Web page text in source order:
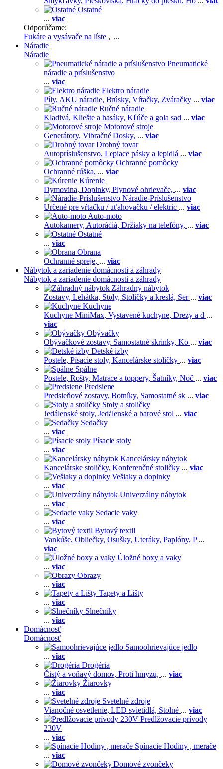
Ostatné
... viac
Odporúčame:
Fukáre a vysávače na líste , ...
Náradie
Náradie
Pneumatické
náradie a príslušenstvo
... viac
Elektro náradie
Píly, AKU náradie, Brúsky, Vŕtačky, Zváračky ... viac
Ručné náradie
Kladivá, Kliešte a hasáky, Kľúče a gola sad ... viac
Motorové stroje
Generátory, Vibračné Dosky, ... viac
Drobný tovar
Autopríslušenstvo, Lepiace pásky a lepidlá ... viac
Ochranné pomôcky
Ochranné rúška, ... viac
Kúrenie
Dymovina, Doplnky, Plynové ohrievače, ... viac
Náradie-Príslušenstvo
Určené pre vŕtačku / uťahovačku / elektric ... viac
Auto-moto
Autokamery, Autorádiá, Držiaky na telefóny, ... viac
Ostatné
... viac
Obrana
Ochranné spreje, ... viac
Nábytok a zariadenie domácnosti a záhrady
Nábytok a zariadenie domácnosti a záhrady
Záhradný nábytok
Zostavy, Lehátka, Stoly, Stoličky a kreslá, Ser ... viac
Kuchyne
Kuchyne MiniMax, Vystavené kuchyne, Drezy a d ...
viac
Obývačky
Obývačkové zostavy, Samostatné skrinky, Ko ... viac
Detské izby
Postele, Písacie stoly, Kancelárske stoličky ... viac
Spálne
Postele, Rošty, Matrace a toppery, Šatníky, Noč ... viac
Predsiene
Predsieňové zostavy, Botníky, Samostatné sk ... viac
Stoly a stoličky
Jedálenské stoly, Jedálenské a barové stol ... viac
Sedačky
... viac
Písacie stoly
... viac
Kancelársky nábytok
Kancelárske stoličky, Konferenčné stoličky ... viac
Vešiaky a doplnky
... viac
Univerzálny nábytok
... viac
Sedacie vaky
... viac
Bytový textil
Vankúše, Obliečky, Osušky, Uteráky, Paplóny, P ...
viac
Úložné boxy a vaky
... viac
Obrazy
... viac
Tapety a Lišty
... viac
Slnečníky
... viac
Domácnosť
Domácnosť
Samoohrievajúce jedlo
... viac
Drogéria
Čistý a voňavý domov, Proti hmyzu, ... viac
Žiarovky
... viac
Svetelné zdroje
Vianočné osvetlenie, LED svietidlá, Stolné ... viac
Predlžovacie prívody
230V
... viac
Spínacie Hodiny , merače
... viac
Domové zvončeky